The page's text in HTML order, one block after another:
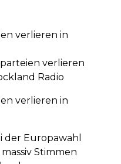
verlieren in
verlieren
Radio
verlieren in
der Europawahl
Stimmen